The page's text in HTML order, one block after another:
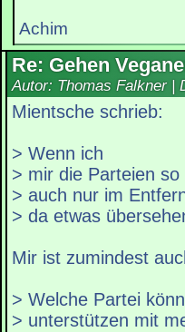
Achim
Re: Gehen
Autor: Thomas Falkner |
Mientsche schrieb:
> Wenn ich
> mir die Parteien
> auch nur im
> da etwas
Mir ist zumindest
> Welche Partei
> unterstützen mit